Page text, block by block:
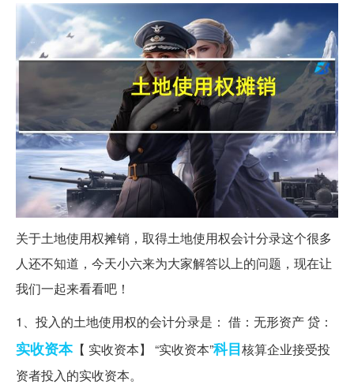
关于土地使用权摊销，取得土地使用权会计分录这个很多
人还不知道，今天小六来为大家解答以上的问题，现在让
我们一起来看看吧！
1、投入的土地使用权的会计分录是： 借：无形资产 贷：
实收资本【 实收资本】 “实收资本”科目核算企业接受投
资者投入的实收资本。